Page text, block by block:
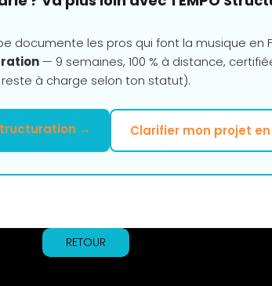
documente les pros qui font la musique en
— 9 semaines, 100 % à distance,
à charge selon ton statut).
→ Clarifier mon projet en
RETOUR